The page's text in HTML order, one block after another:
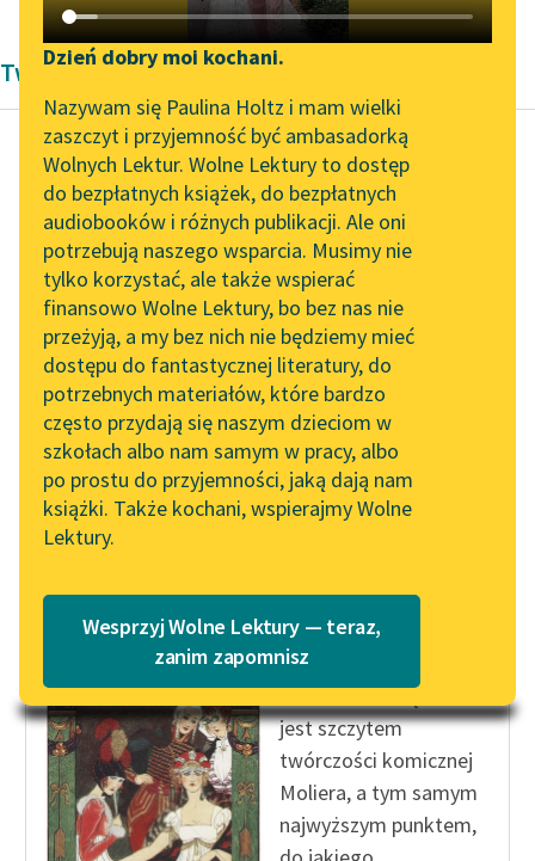
Katalog DAISY
Podkasty o książkach
Zgłoś brak utworu
Aktualności
„Prokurator Alicja Horn”
do słuchania
Byliśmy częścią AI Impact
Lab
Zapraszamy na spotkanie
online z tłumaczkami
literatury skandynawskiej
Spotkanie z Katarzyną
Tunkiel w Oslo
102. lata temu zmarł
Joseph Conrad
Lektury szkolne i klasyka
literatury do słuchania dla
uczennic i uczniów z
niepełnosprawnościami
E-kolekcja lektur
szkolnych i literatury do
słuchania dla uczennic i
Narzędzia
Mapa Wolnych Lektur
Leśmianator
Przewodnik dla piszących i
czytających
API
OAI-PMH
Widget Wolnych Lektur
Przypisy
Katalog w formacie PDF
Dzień dobry moi kochani.
Nazywam się Paulina Holtz i mam wielki
zaszczyt i przyjemność być ambasadorką
Wolnych Lektur. Wolne Lektury to dostęp
do bezpłatnych książek, do bezpłatnych
audiobooków i różnych publikacji. Ale oni
potrzebują naszego wsparcia. Musimy nie
tylko korzystać, ale także wspierać
finansowo Wolne Lektury, bo bez nas nie
przeżyją, a my bez nich nie będziemy mieć
dostępu do fantastycznej literatury, do
potrzebnych materiałów, które bardzo
często przydają się naszym dzieciom w
szkołach albo nam samym w pracy, albo
po prostu do przyjemności, jaką dają nam
książki. Także kochani, wspierajmy Wolne
Lektury.
Wesprzyj Wolne Lektury — teraz,
zanim zapomnisz
Twórczość Dwudziestolecie międzywojenne
Tadeusz Boy-Żeleński
Flirt z Melpomeną
Nadchodzi dzień
odwetu;Tartuffe
wystawiony w pełnej
postaci w r. 1669 staje
się triumfem pisarza...
Czytaj więcej
Tadeusz Boy-Żeleński
Flirt z Melpomeną
komedia oŚwiętoszku
jest szczytem
twórczości komicznej
Moliera, a tym samym
najwyższym punktem,